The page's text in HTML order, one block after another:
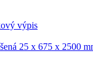
výpis